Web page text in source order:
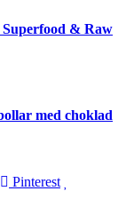
Superfood & Raw
med choklad
Pinterest